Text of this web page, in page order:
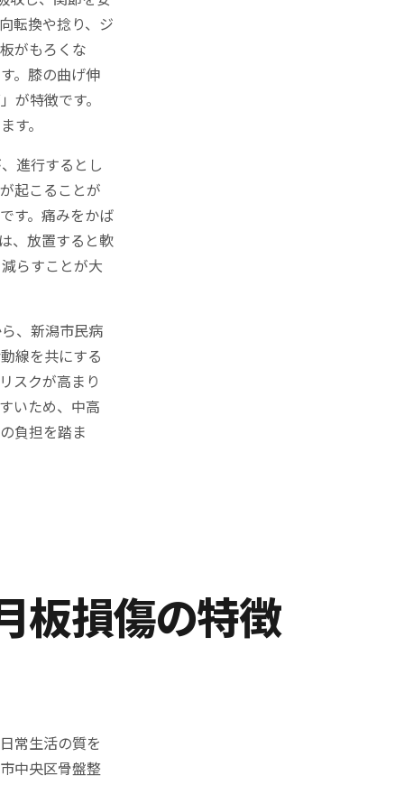
転換や捻り、ジ
がもろくな
。膝の曲げ伸
が特徴です。
す。
進行するとし
起こることが
す。痛みをかば
、放置すると軟
らすことが大
、新潟市民病
線を共にする
スクが高まり
いため、中高
負担を踏ま
板損傷の特徴
常生活の質を
中央区骨盤整